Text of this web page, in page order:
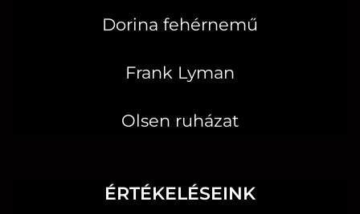
Dorina fehérnemű
Frank Lyman
Olsen ruházat
ÉRTÉKELÉSEINK